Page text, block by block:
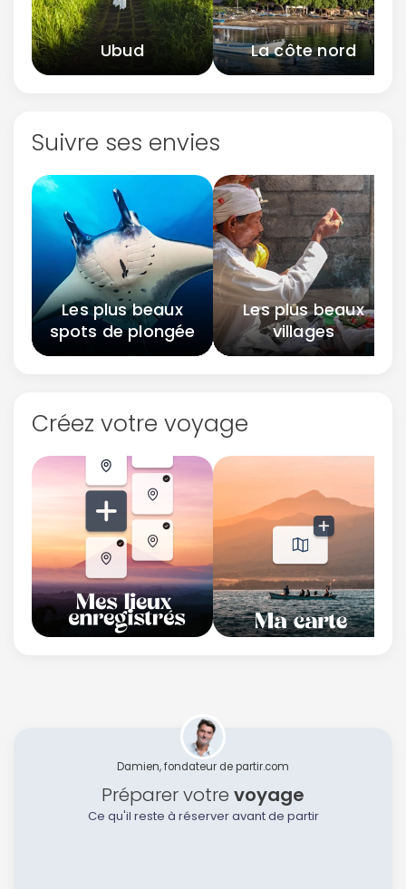
Ubud La côte nord
Suivre ses envies
Les plus beaux
spots de plongée
Les plus beaux
villages
Créez votre voyage
Damien, fondateur de partir.com
Préparer votre voyage
Ce qu'il reste à réserver avant de partir